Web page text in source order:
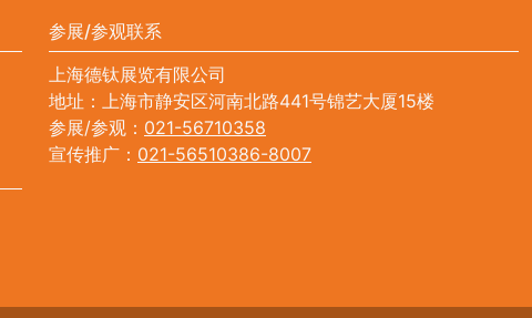
参展/参观联系
上海德钛展览有限公司
地址：上海市静安区河南北路441号锦艺大厦15楼
参展/参观： 021-56710358
宣传推广： 021-56510386-8007